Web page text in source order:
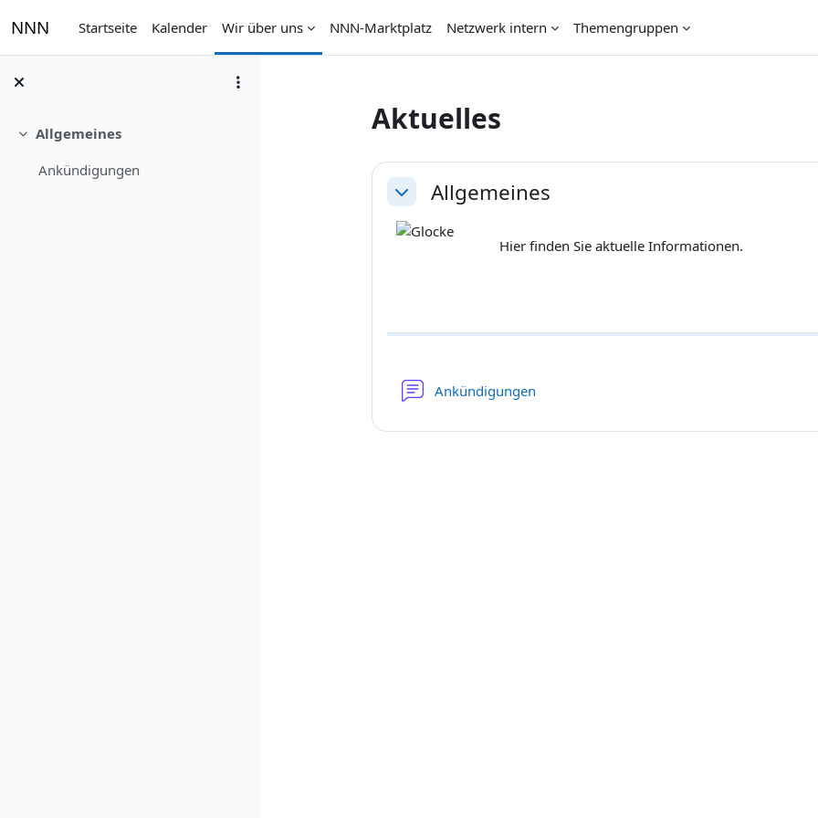
NNN Startseite Kalender Wir über uns NNN-Marktplatz Netzwerk intern Themengruppen
Einklappen
Allgemeines
Ankündigungen
Aktuelles
Abschnittsübersicht
EinklappenAllgemeines
Hier finden Sie aktuelle Informationen.
Ankündigungen